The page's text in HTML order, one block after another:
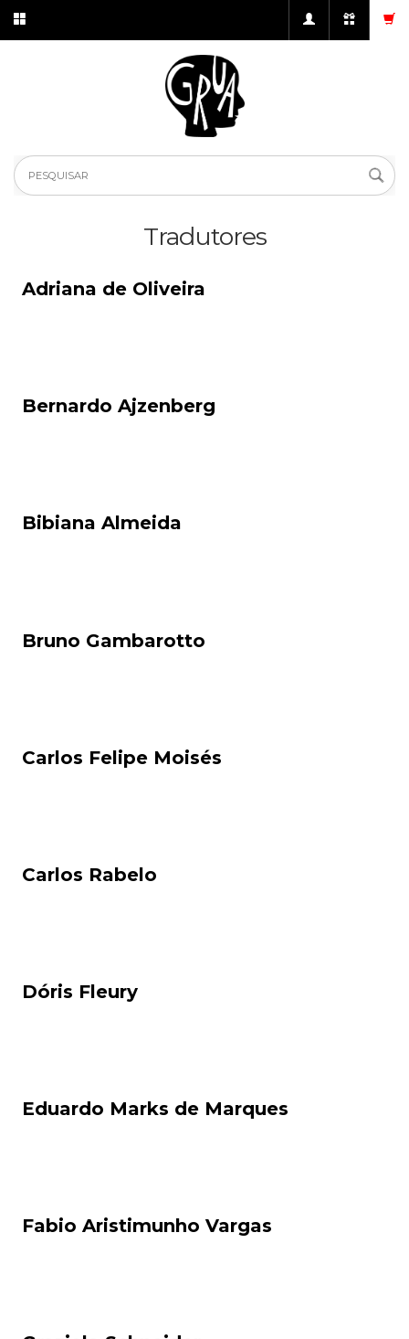
Tradutores
Adriana de Oliveira
Bernardo Ajzenberg
Bibiana Almeida
Bruno Gambarotto
Carlos Felipe Moisés
Carlos Rabelo
Dóris Fleury
Eduardo Marks de Marques
Fabio Aristimunho Vargas